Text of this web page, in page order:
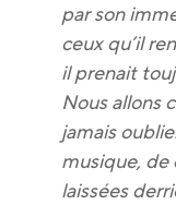
par son
ceux qu’il
il prenait
Nous allons
jamais
musique, de
laissées